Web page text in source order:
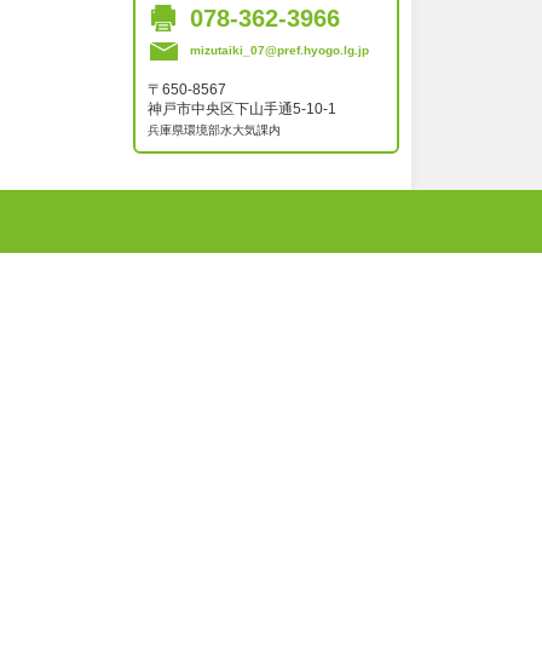
078-362-3966
mizutaiki_07@pref.hyogo.lg.jp
〒650-8567
神戸市中央区下山手通5-10-1
兵庫県環境部水大気課内